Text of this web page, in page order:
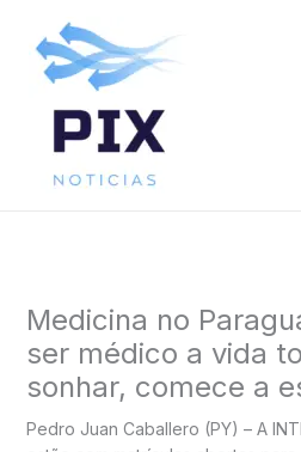
conteúdo
Medicina no
ser médico a vida
sonhar, comece a
Pedro Juan Caballero (PY) – A